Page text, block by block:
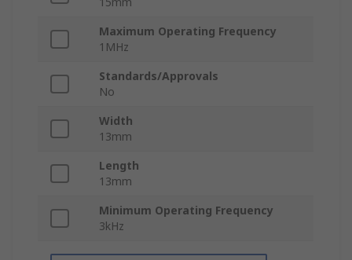
Maximum Operating Frequency
1MHz
Standards/Approvals
No
Width
13mm
Length
13mm
Minimum Operating Frequency
3kHz